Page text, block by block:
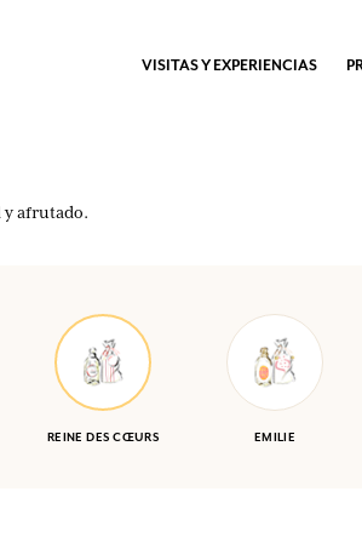
VISITAS Y EXPERIENCIAS
y afrutado.
REINE DES CŒURS EMILIE